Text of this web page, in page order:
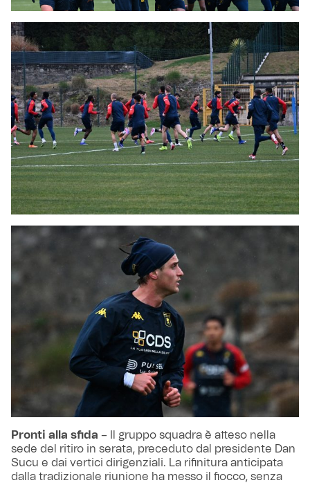
Pronti alla sfida – Il gruppo squadra è atteso nella
sede del ritiro in serata, preceduto dal presidente Dan
Sucu e dai vertici dirigenziali. La rifinitura anticipata
dalla tradizionale riunione ha messo il fiocco, senza